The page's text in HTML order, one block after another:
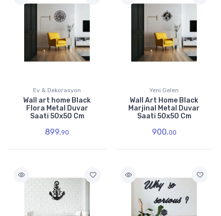
Ev & Dekorasyon
Wall art home Black
Flora Metal Duvar
Saati 50x50 Cm
899.90
Yeni Gelen
Wall Art Home Black
Marjinal Metal Duvar
Saati 50x50 Cm
900.00